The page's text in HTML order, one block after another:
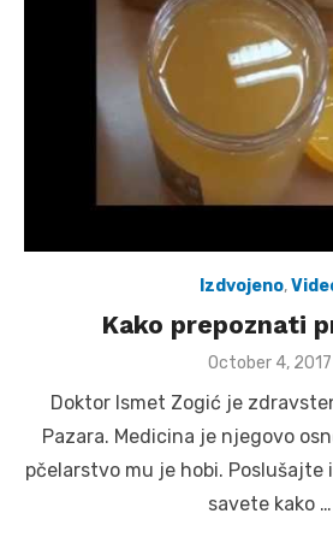
Izdvojeno,
Kako prepoznati
Posted
October 4, 2017
Doktor Ismet Zogić je
Pazara. Medicina je njegovo
pčelarstvo mu je hobi.
savete kako …